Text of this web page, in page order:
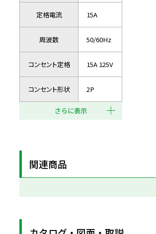
定格電流 15A
周波数 50/60Hz
コンセント定格 15A 125V
コンセント形状 2P
さらに表示
関連商品